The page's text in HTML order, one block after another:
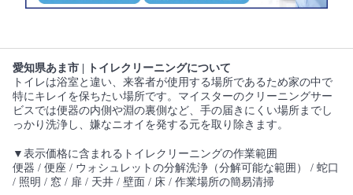
愛知県あま市 | トイレクリーニングについて
トイレは浴室と違い、来客者が使用する場所であるため家の中で
特にキレイを保ちたい場所です。マイスターのクリーニングサー
ビスでは便器の内側や淵の裏側など、手の届きにくい場所までし
っかり洗浄し、嫌なニオイを発する元を取り除きます。
▼表示価格に含まれるトイレクリーニングの作業範囲
便器 / 便座 / ウォシュレットの分解洗浄（分解可能な範囲） / 蛇口
/ 照明 / 窓 / 扉 / 天井 / 壁面 / 床 / 作業場所の簡易清掃